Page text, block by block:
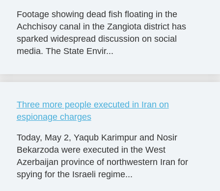
Footage showing dead fish floating in the
Achchisoy canal in the Zangiota district has
sparked widespread discussion on social
media. The State Envir...
Three more people executed in Iran on
espionage charges
Today, May 2, Yaqub Karimpur and Nosir
Bekarzoda were executed in the West
Azerbaijan province of northwestern Iran for
spying for the Israeli regime...